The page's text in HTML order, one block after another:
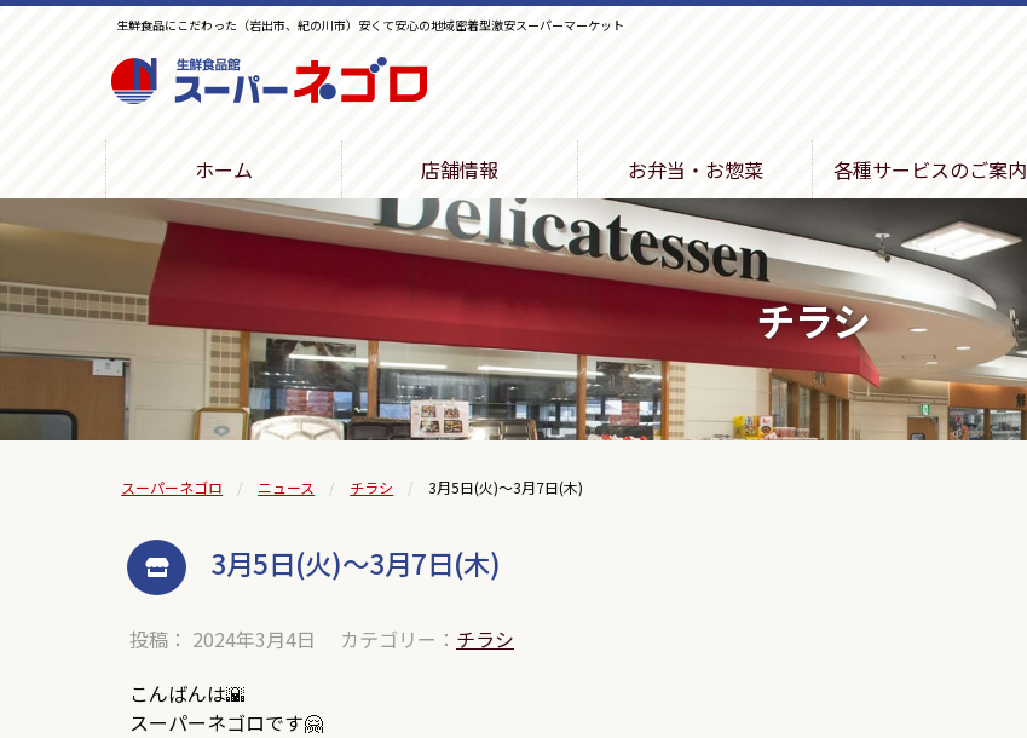
生鮮食品にこだわった（岩出市、紀の川市）安くて安心の地域密着型激安スーパーマーケット
ホーム 店舗情報 お弁当・お惣菜 各種サービスのご案内
チラシ
スーパーネゴロ ニュース チラシ 3月5日(火)～3月7日(木)
3月5日(火)～3月7日(木)
投稿： 2024年3月4日 カテゴリー： チラシ
こんばんは🌇
スーパーネゴロです🤗